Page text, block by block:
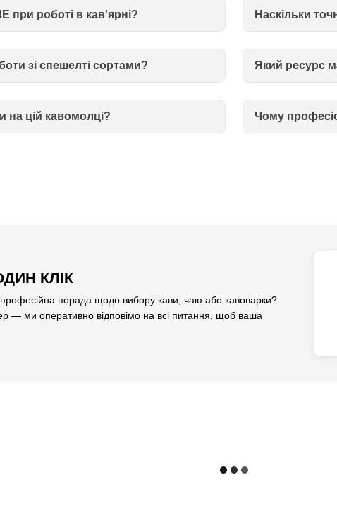
при роботі в кав'ярні? Наскільки
зі спешелті сортами? Який ресурс
на цій кавомолці? Чому
КЛІК
порада щодо вибору кави, чаю або кавоварки?
— ми оперативно відповімо на всі питання, щоб ваша